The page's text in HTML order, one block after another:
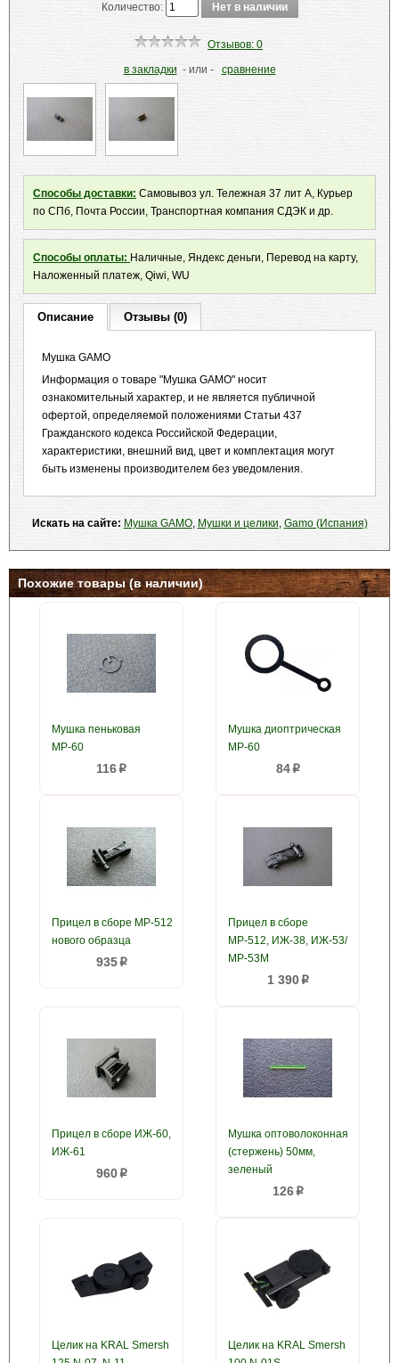
Количество:
Отзывов: 0
в закладки - или - сравнение
Способы доставки: Самовывоз ул. Тележная 37 лит А, Курьер
по СПб, Почта России, Транспортная компания СДЭК и др.
Способы оплаты: Наличные, Яндекс деньги, Перевод на карту,
Наложенный платеж, Qiwi, WU
Описание Отзывы (0)
Мушка GAMO
Информация о товаре "Мушка GAMO" носит
ознакомительный характер, и не является публичной
офертой, определяемой положениями Статьи 437
Гражданского кодекса Российской Федерации,
характеристики, внешний вид, цвет и комплектация могут
быть изменены производителем без уведомления.
Искать на сайте: Мушка GAMO, Мушки и целики, Gamo (Испания)
Похожие товары (в наличии)
Мушка пеньковая
МР-60
116 p
Мушка диоптрическая
МР-60
84p
Прицел в сборе МР-512
нового образца
935p
Прицел в сборе
МР-512, ИЖ-38, ИЖ-53/
МР-53М
1 390p
Прицел в сборе ИЖ-60,
ИЖ-61
960p
Мушка оптоволоконная
(стержень) 50мм,
зеленый
126p
Целик на KRAL Smersh
Целик на KRAL Smersh